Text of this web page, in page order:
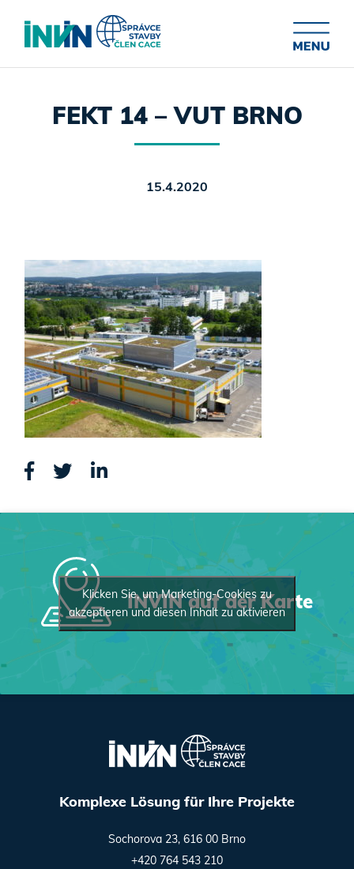
FEKT 14 – VUT BRNO
15.4.2020
INVIN auf der Karte
Klicken Sie, um Marketing-Cookies zu
akzeptieren und diesen Inhalt zu aktivieren
Komplexe Lösung für Ihre Projekte
Sochorova 23, 616 00 Brno
+420 764 543 210